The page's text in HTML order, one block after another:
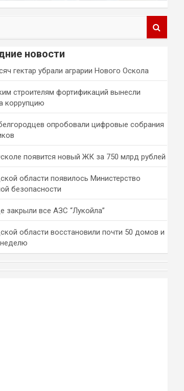
новости
гектар убрали аграрии Нового Оскола
строителям фортификаций вынесли
коррупцию
опробовали цифровые собрания
появится новый ЖК за 750 млрд рублей
области появилось Министерство
безопасности
закрыли все АЗС “Лукойла”
области восстановили почти 50 домов и
неделю